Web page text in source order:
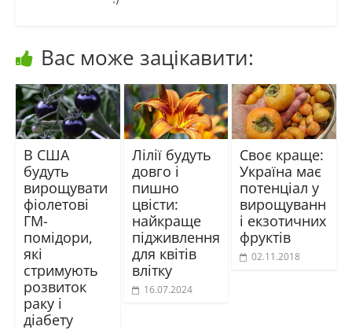
Вас може зацікавити:
В США
будуть
вирощувати
фіолетові
ГМ-
помідори,
які
стримують
розвиток
раку і
діабету
Лілії будуть
довго і
пишно
цвісти:
найкраще
підживлення
для квітів
влітку
16.07.2024
Своє краще:
Україна має
потенціал у
вирощуванн
і екзотичних
фруктів
02.11.2018